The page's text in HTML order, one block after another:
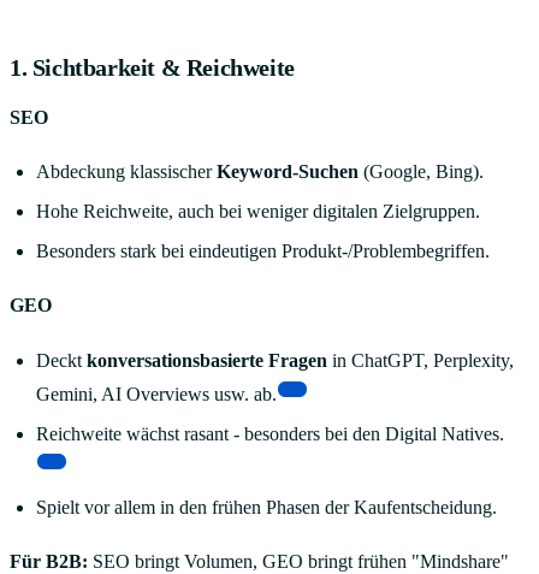
1. Sichtbarkeit & Reichweite
SEO
Abdeckung klassischerKeyword-Suchen (Google, Bing).
Hohe Reichweite, auch bei weniger digitalen Zielgruppen.
Besonders stark bei eindeutigen Produkt-/Problembegriffen.
GEO
Decktkonversationsbasierte Fragen in ChatGPT, Perplexity,
Gemini, AI Overviews usw. ab.
Reichweite wächst rasant - besonders bei den Digital Natives.
Spielt vor allem in den frühen Phasen der Kaufentscheidung.
Für B2B: SEO bringt Volumen, GEO bringt frühen "Mindshare"